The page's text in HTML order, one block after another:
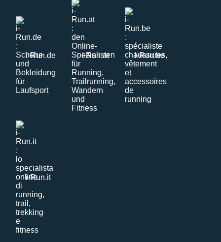
i-Run.de i-Run.at i-Run.be
i-Run.it